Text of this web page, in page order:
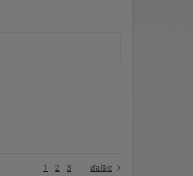
3
2
1 ďalšie